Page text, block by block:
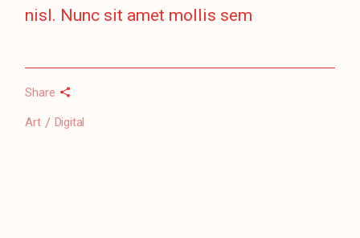
nisl. Nunc sit amet mollis sem
Share
Art Digital